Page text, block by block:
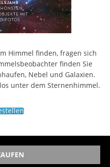
Himmel finden, fragen sich
finden Sie
Nebel und Galaxien.
unter dem Sternenhimmel.